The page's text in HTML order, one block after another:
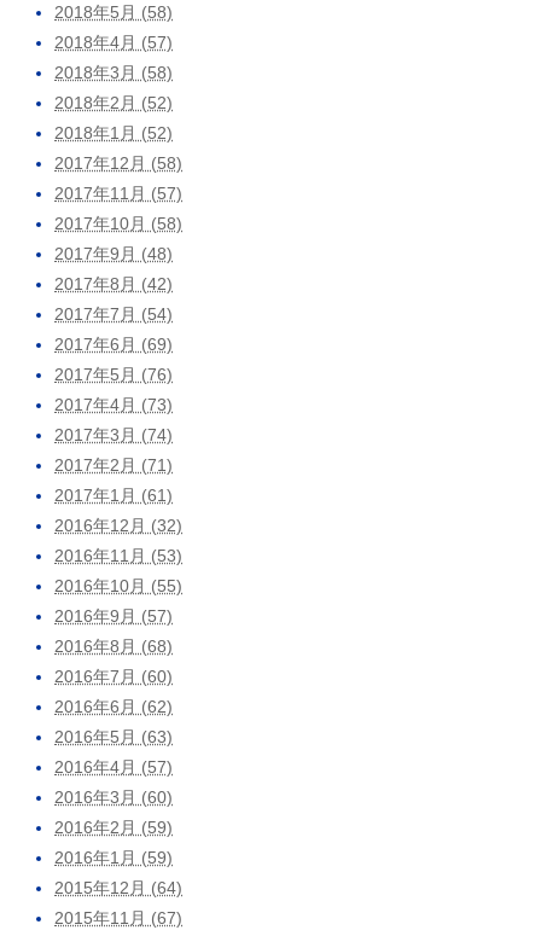
2018年5月 (58)
2018年4月 (57)
2018年3月 (58)
2018年2月 (52)
2018年1月 (52)
2017年12月 (58)
2017年11月 (57)
2017年10月 (58)
2017年9月 (48)
2017年8月 (42)
2017年7月 (54)
2017年6月 (69)
2017年5月 (76)
2017年4月 (73)
2017年3月 (74)
2017年2月 (71)
2017年1月 (61)
2016年12月 (32)
2016年11月 (53)
2016年10月 (55)
2016年9月 (57)
2016年8月 (68)
2016年7月 (60)
2016年6月 (62)
2016年5月 (63)
2016年4月 (57)
2016年3月 (60)
2016年2月 (59)
2016年1月 (59)
2015年12月 (64)
2015年11月 (67)